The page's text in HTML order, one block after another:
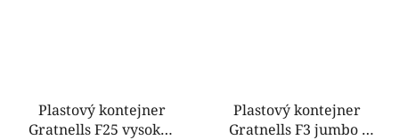
Plastový kontejner
Gratnells F25 vysoký -
Plastový kontejner
Gratnells F3 jumbo -